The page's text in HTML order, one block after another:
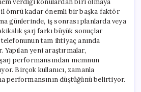
ömrü kadar önemli bir başka faktör
günlerinde, iş sonrası planlarda veya
şarj farkı büyük sonuçlar
tam ihtiyaç anında
Yapılan yeni araştırmalar,
performansından memnun
Birçok kullanıcı, zamanla
performansının düştüğünü belirtiyor.